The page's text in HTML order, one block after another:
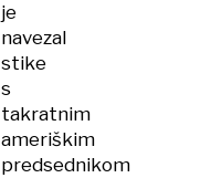
je
navezal
stike
s
takratnim
ameriškim
predsednikom